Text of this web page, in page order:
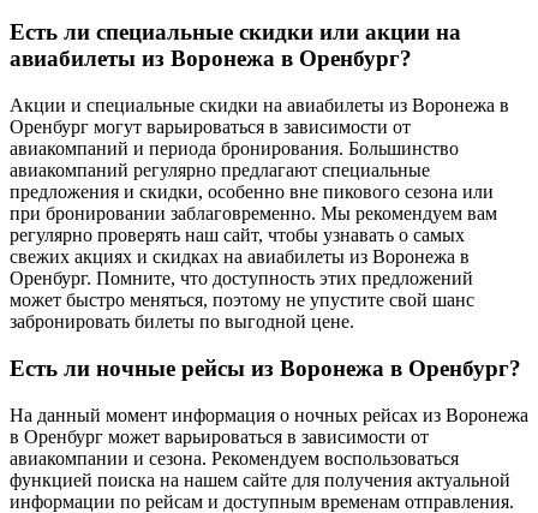
Есть ли специальные скидки или акции на
авиабилеты из Воронежа в Оренбург?
Акции и специальные скидки на авиабилеты из Воронежа в
Оренбург могут варьироваться в зависимости от
авиакомпаний и периода бронирования. Большинство
авиакомпаний регулярно предлагают специальные
предложения и скидки, особенно вне пикового сезона или
при бронировании заблаговременно. Мы рекомендуем вам
регулярно проверять наш сайт, чтобы узнавать о самых
свежих акциях и скидках на авиабилеты из Воронежа в
Оренбург. Помните, что доступность этих предложений
может быстро меняться, поэтому не упустите свой шанс
забронировать билеты по выгодной цене.
Есть ли ночные рейсы из Воронежа в Оренбург?
На данный момент информация о ночных рейсах из Воронежа
в Оренбург может варьироваться в зависимости от
авиакомпании и сезона. Рекомендуем воспользоваться
функцией поиска на нашем сайте для получения актуальной
информации по рейсам и доступным временам отправления.